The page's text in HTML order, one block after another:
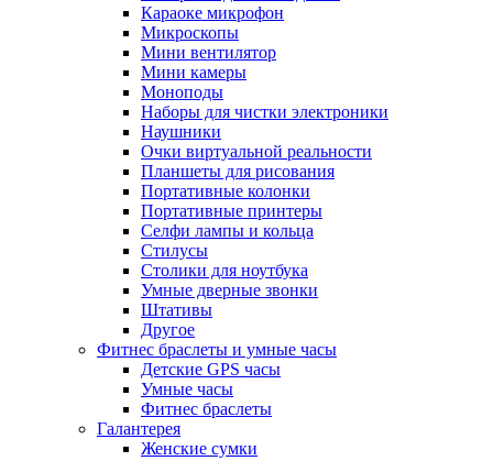
Караоке микрофон
Микроскопы
Мини вентилятор
Мини камеры
Моноподы
Наборы для чистки электроники
Наушники
Очки виртуальной реальности
Планшеты для рисования
Портативные колонки
Портативные принтеры
Селфи лампы и кольца
Стилусы
Столики для ноутбука
Умные дверные звонки
Штативы
Другое
Фитнес браслеты и умные часы
Детские GPS часы
Умные часы
Фитнес браслеты
Галантерея
Женские сумки